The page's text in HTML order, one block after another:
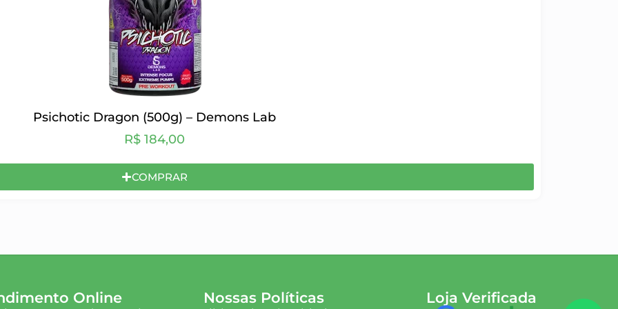
Psichotic Dragon (500g) – Demons Lab
R$ 184,00
COMPRAR
Online Nossas Políticas Loja Verificada